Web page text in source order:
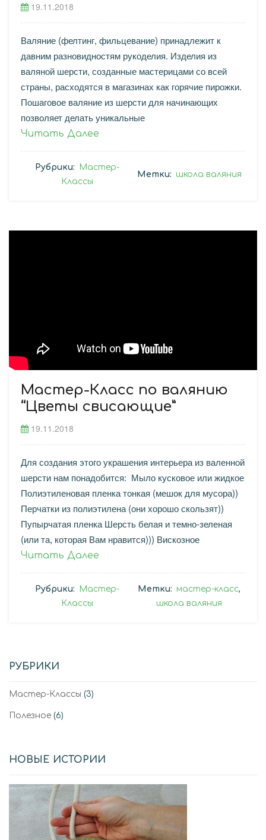
19.11.2018
Валяние (фелтинг, фильцевание) принадлежит к
давним разновидностям рукоделия. Изделия из
валяной шерсти, созданные мастерицами со всей
страны, расходятся в магазинах как горячие пирожки.
Пошаговое валяние из шерсти для начинающих
позволяет делать уникальные
Читать Далее
Рубрики:
Мастер-
Классы
Метки: школа валяния
Мастер-Класс по валянию
“Цветы свисающие”
19.11.2018
Для создания этого украшения интерьера из валенной
шерсти нам понадобится: Мыло кусковое или жидкое
Полиэтиленовая пленка тонкая (мешок для мусора))
Перчатки из полиэтилена (они хорошо скользят))
Пупырчатая пленка Шерсть белая и темно-зеленая
(или та, которая Вам нравится))) Вискозное
Читать Далее
Рубрики:
Мастер-
Классы
Метки: мастер-класс,
школа валяния
РУБРИКИ
Мастер-Классы (3)
Полезное (6)
НОВЫЕ ИСТОРИИ